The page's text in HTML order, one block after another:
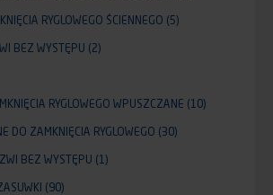
RYGLOWEGO ŚCIENNEGO (5)
BEZ WYSTĘPU (2)
RYGLOWEGO WPUSZCZANE (10)
DO ZAMKNIĘCIA RYGLOWEGO (30)
BEZ WYSTĘPU (1)
(90)